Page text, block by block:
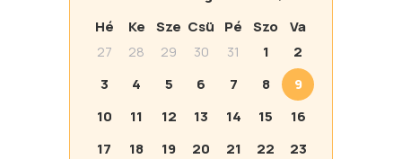
Hé
Ke Sze Csü Pé Szo
Va
27
28 29 30 31 1
2
3
4 5 6 7 8
9
10
11 12 13 14 15
16
17
18 19 20 21 22
23